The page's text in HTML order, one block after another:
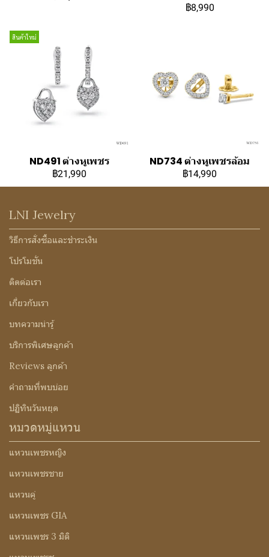
฿8,990
สินค้าใหม่
ND491 ต่างหูเพชร
฿21,990
ND734 ต่างหูเพชรล้อม
฿14,990
LNI Jewelry
วิธีการสั่งซื้อและชำระเงิน
โปรโมชั่น
ติดต่อเรา
เกี่ยวกับเรา
บทความน่ารู้
บริการพิเศษลูกค้า
Reviews ลูกค้า
คำถามที่พบบ่อย
ปฏิทินวันหยุด
หมวดหมู่แหวน
แหวนเพชรหญิง
แหวนเพชรชาย
แหวนคู่
แหวนเพชร GIA
แหวนเพชร 3 มิติ